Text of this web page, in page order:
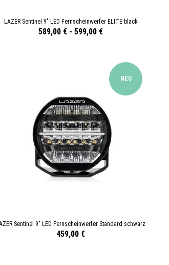
LAZER Sentinel 9" LED Fernscheinwerfer ELITE black
589,00 € - 599,00 €
NEU
Sentinel 9" LED Fernscheinwerfer Standard schwarz
459,00 €